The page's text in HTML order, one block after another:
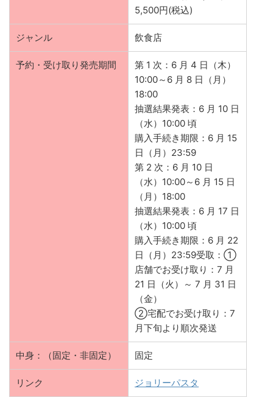
5,500円(税込)
ジャンル 飲食店
予約・受け取り発売期間
第 1 次：6 月 4 日（木）
10:00～6 月 8 日（月）
18:00
抽選結果発表：6 月 10 日
（水）10:00 頃
購入手続き期限：6 月 15
日（月）23:59
第 2 次：6 月 10 日
（水）10:00～6 月 15 日
（月）18:00
抽選結果発表：6 月 17 日
（水）10:00 頃
購入手続き期限：6 月 22
日（月）23:59受取：①
店舗でお受け取り：7 月
21 日（火）～ 7 月 31 日
（金）
②宅配でお受け取り：7
月下旬より順次発送
中身：（固定・非固定） 固定
リンク ジョリーパスタ